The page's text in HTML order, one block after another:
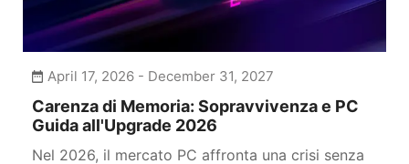
April 17, 2026 - December 31, 2027
Carenza di Memoria: Sopravvivenza e PC
Guida all'Upgrade 2026
Nel 2026, il mercato PC affronta una crisi senza